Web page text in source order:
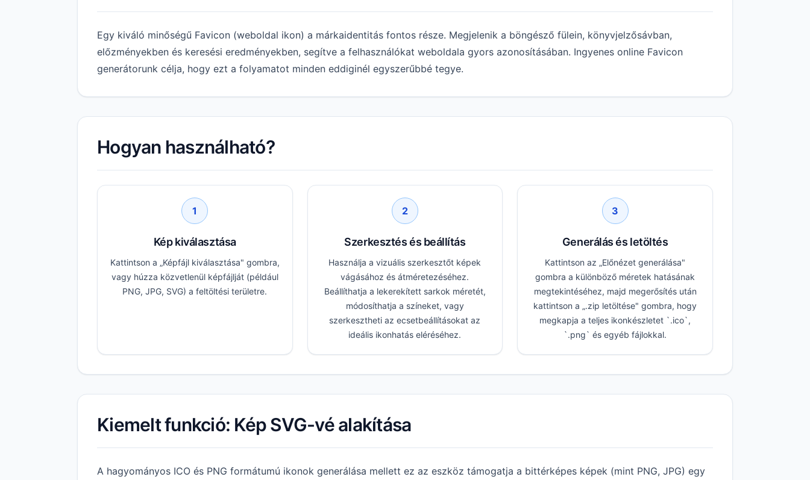
Egy kiváló minőségű Favicon (weboldal ikon) a márkaidentitás fontos része. Megjelenik a böngésző fülein, könyvjelzősávban,
előzményekben és keresési eredményekben, segítve a felhasználókat weboldala gyors azonosításában. Ingyenes online Favicon
generátorunk célja, hogy ezt a folyamatot minden eddiginél egyszerűbbé tegye.
Hogyan használható?
1
Kép kiválasztása
Kattintson a „Képfájl kiválasztása" gombra,
vagy húzza közvetlenül képfájlját (például
PNG, JPG, SVG) a feltöltési területre.
2
Szerkesztés és beállítás
Használja a vizuális szerkesztőt képek
vágásához és átméretezéséhez.
Beállíthatja a lekerekített sarkok méretét,
módosíthatja a színeket, vagy
szerkesztheti az ecsetbeállításokat az
ideális ikonhatás eléréséhez.
3
Generálás és letöltés
Kattintson az „Előnézet generálása"
gombra a különböző méretek hatásának
megtekintéséhez, majd megerősítés után
kattintson a „.zip letöltése" gombra, hogy
megkapja a teljes ikonkészletet `.ico`,
`.png` és egyéb fájlokkal.
Kiemelt funkció: Kép SVG-vé alakítása
A hagyományos ICO és PNG formátumú ikonok generálása mellett ez az eszköz támogatja a bittérképes képek (mint PNG, JPG) egy